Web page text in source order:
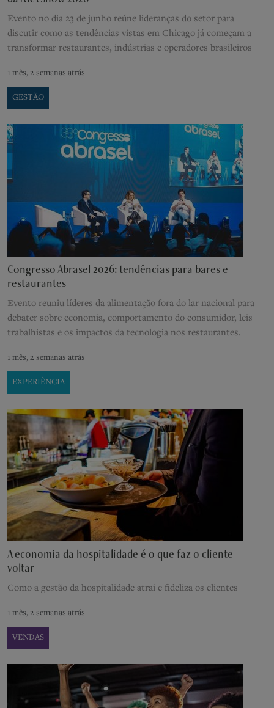
Evento no dia 23 de junho reúne lideranças do setor para
discutir como as tendências vistas em Chicago já começam a
transformar restaurantes, indústrias e operadores brasileiros
1 mês, 2 semanas atrás
GESTÃO
Congresso Abrasel 2026: tendências para bares e
restaurantes
Evento reuniu líderes da alimentação fora do lar nacional para
debater sobre economia, comportamento do consumidor, leis
trabalhistas e os impactos da tecnologia nos restaurantes.
1 mês, 2 semanas atrás
EXPERIÊNCIA
A economia da hospitalidade é o que faz o cliente
voltar
Como a gestão da hospitalidade atrai e fideliza os clientes
1 mês, 2 semanas atrás
VENDAS